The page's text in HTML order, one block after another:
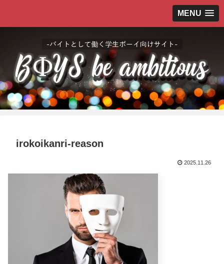
MENU
irokoikanri-reason
2025.11.26